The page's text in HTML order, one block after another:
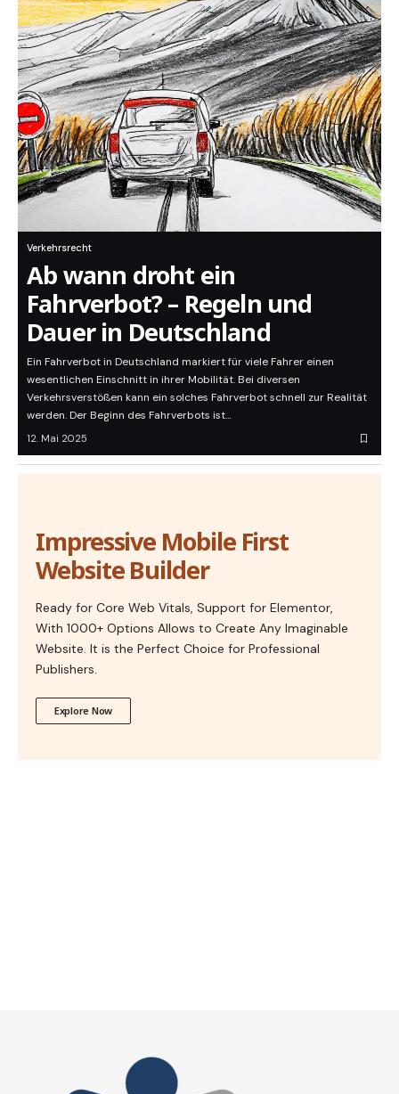
Verkehrsrecht
Ab wann droht ein
Fahrverbot? – Regeln und
Dauer in Deutschland
Ein Fahrverbot in Deutschland markiert für viele Fahrer einen
wesentlichen Einschnitt in ihrer Mobilität. Bei diversen
Verkehrsverstößen kann ein solches Fahrverbot schnell zur Realität
werden. Der Beginn des Fahrverbots ist…
12. Mai 2025
Impressive Mobile First
Website Builder
Ready for Core Web Vitals, Support for Elementor,
With 1000+ Options Allows to Create Any Imaginable
Website. It is the Perfect Choice for Professional
Publishers.
Explore Now